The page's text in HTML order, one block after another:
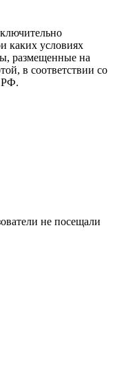
каких условиях
размещенные на
в соответствии со
РФ.
не посещали